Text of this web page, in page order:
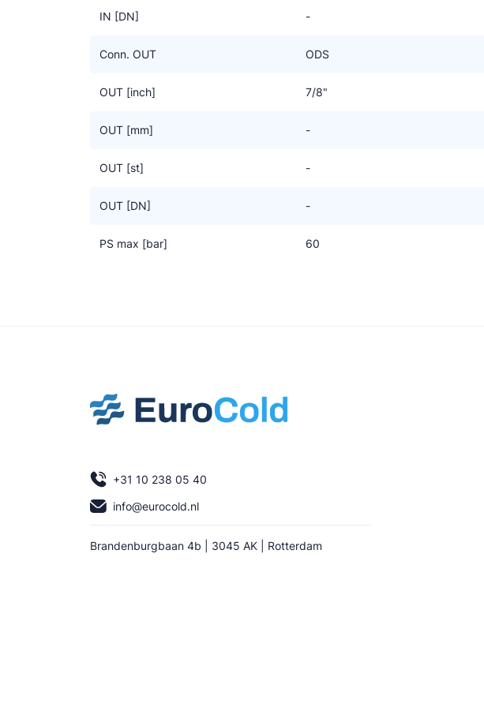
IN [DN] -
Conn. OUT ODS
OUT [inch] 7/8"
OUT [mm] -
OUT [st] -
OUT [DN] -
PS max [bar] 60
+31 10 238 05 40
info@eurocold.nl
Brandenburgbaan 4b | 3045 AK | Rotterdam